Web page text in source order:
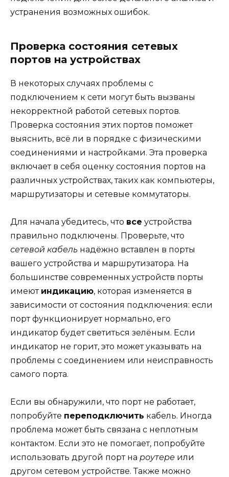
устранения возможных ошибок.
Проверка состояния сетевых
портов на устройствах
В некоторых случаях проблемы с
подключением к сети могут быть вызваны
некорректной работой сетевых портов.
Проверка состояния этих портов поможет
выяснить, всё ли в порядке с физическими
соединениями и настройками. Эта проверка
включает в себя оценку состояния портов на
различных устройствах, таких как компьютеры,
маршрутизаторы и сетевые коммутаторы.
Для начала убедитесь, что все устройства
правильно подключены. Проверьте, что
сетевой кабель надёжно вставлен в порты
вашего устройства и маршрутизатора. На
большинстве современных устройств порты
имеют индикацию, которая изменяется в
зависимости от состояния подключения: если
порт функционирует нормально, его
индикатор будет светиться зелёным. Если
индикатор не горит, это может указывать на
проблемы с соединением или неисправность
самого порта.
Если вы обнаружили, что порт не работает,
попробуйте переподключить кабель. Иногда
проблема может быть связана с неплотным
контактом. Если это не помогает, попробуйте
использовать другой порт на роутере или
другом сетевом устройстве. Также можно